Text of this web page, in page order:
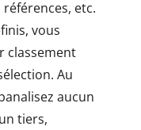
etc.
vous
classement
Au
aucun
tiers,